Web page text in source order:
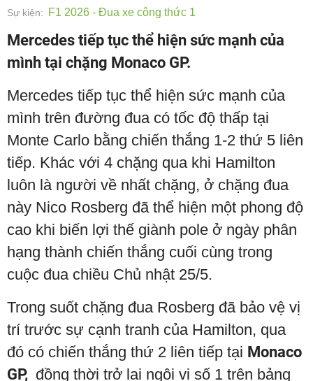
Sự kiện: F1 2026 - Đua xe công thức 1
Mercedes tiếp tục thể hiện sức mạnh của
mình tại chặng Monaco GP.
Mercedes tiếp tục thể hiện sức mạnh của
mình trên đường đua có tốc độ thấp tại
Monte Carlo bằng chiến thắng 1-2 thứ 5 liên
tiếp. Khác với 4 chặng qua khi Hamilton
luôn là người về nhất chặng, ở chặng đua
này Nico Rosberg đã thể hiện một phong độ
cao khi biến lợi thế giành pole ở ngày phân
hạng thành chiến thắng cuối cùng trong
cuộc đua chiều Chủ nhật 25/5.
Trong suốt chặng đua Rosberg đã bảo vệ vị
trí trước sự cạnh tranh của Hamilton, qua
đó có chiến thắng thứ 2 liên tiếp tại Monaco
GP, đồng thời trở lại ngôi vị số 1 trên bảng